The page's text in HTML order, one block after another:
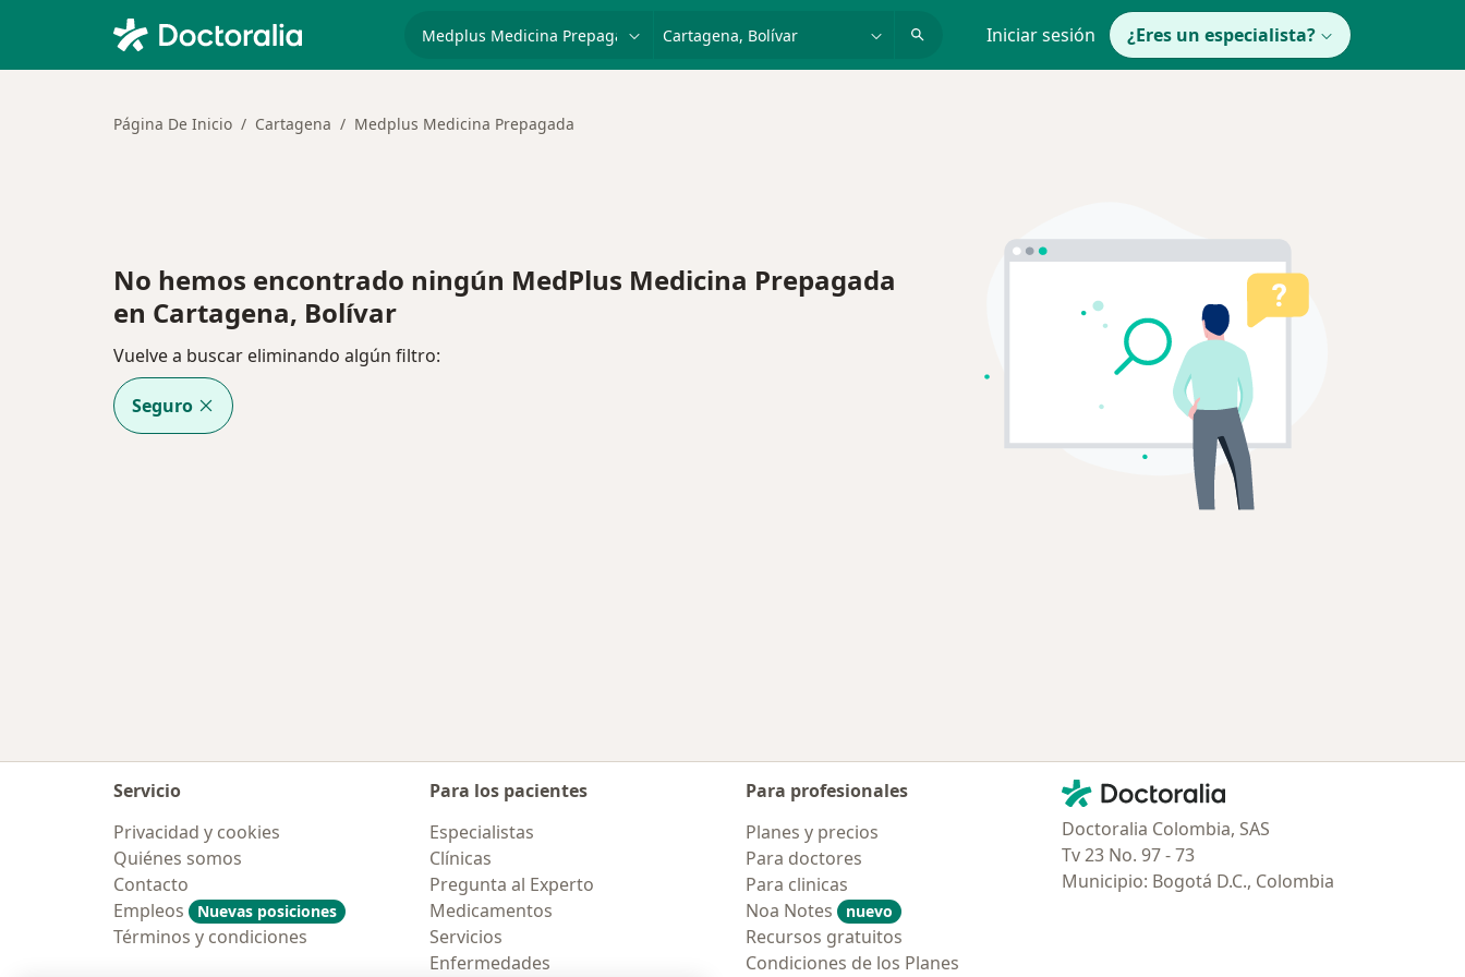
Iniciar sesión ¿Eres un especialista?
Página De Inicio Cartagena Medplus Medicina Prepagada
No hemos encontrado ningún MedPlus Medicina Prepagada
en Cartagena, Bolívar
Vuelve a buscar eliminando algún filtro:
Seguro
Servicio
Privacidad y cookies
Quiénes somos
Contacto
Empleos
Nuevas posiciones
Términos y condiciones
Para los pacientes
Especialistas
Clínicas
Pregunta al Experto
Medicamentos
Servicios
Enfermedades
Para profesionales
Planes y precios
Para doctores
Para clinicas
Noa Notes
nuevo
Recursos gratuitos
Condiciones de los Planes
Contacto
Doctoralia - Página de inicio
Doctoralia Colombia, SAS
Tv 23 No. 97 - 73
Municipio: Bogotá D.C., Colombia